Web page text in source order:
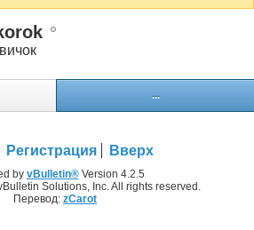
...
Регистрация Вверх
by vBulletin®Version 4.2.5
Solutions, Inc. All rights reserved.
Перевод: zCarot